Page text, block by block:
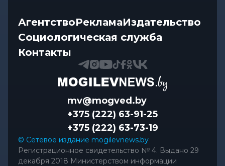
АгентствоРекламаИздательство
Социологическая служба
Контакты
mv@mogved.by
+375 (222) 63-91-25
+375 (222) 63-73-19
© Сетевое издание mogilevnews.by
Регистрационное свидетельство № 4. Выдано 29
декабря 2018 Министерством информации